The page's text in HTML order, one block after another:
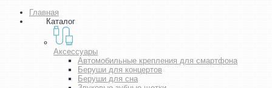
Главная
Каталог
Аксессуары
Автомобильные крепления для смартфона
Беруши для концертов
Беруши для сна